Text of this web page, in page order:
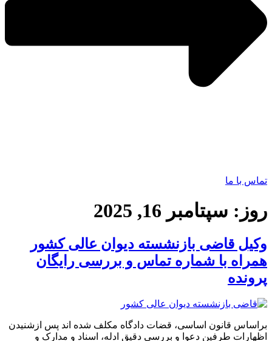
تماس با ما
روز: سپتامبر 16, 2025
وکیل قاضی بازنشسته دیوان عالی کشور
همراه با شماره تماس و بررسی رایگان
پرونده
براساس قانون اساسی، قضات دادگاه مکلف شده اند پس ازشنیدن
اظهارات طرفین دعوا و بررسی دقیق ادله، اسناد و مدارک و